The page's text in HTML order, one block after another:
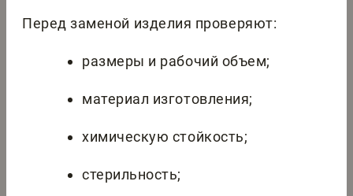
Перед заменой изделия проверяют:
размеры и рабочий объем;
материал изготовления;
химическую стойкость;
стерильность;